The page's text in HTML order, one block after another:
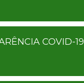
COVID-19